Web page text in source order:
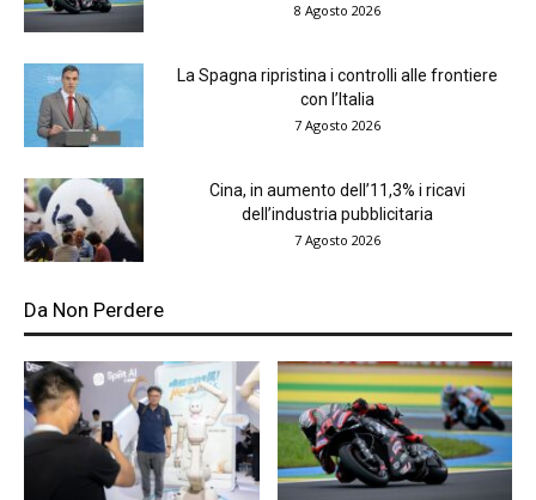
8 Agosto 2026
La Spagna ripristina i controlli alle frontiere
con l’Italia
7 Agosto 2026
Cina, in aumento dell’11,3% i ricavi
dell’industria pubblicitaria
7 Agosto 2026
Da Non Perdere